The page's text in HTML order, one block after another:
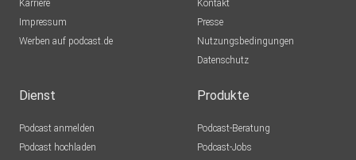
Karriere
Impressum
Werben auf podcast.de
Kontakt
Presse
Nutzungsbedingungen
Datenschutz
Dienst
Podcast anmelden
Podcast hochladen
Produkte
Podcast-Beratung
Podcast-Jobs